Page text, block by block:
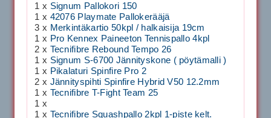
1 x Signum Pallokori 150
1 x 42076 Playmate Pallokerääjä
3 x Merkintäkartio 50kpl / halkaisija 19cm
1 x Pro Kennex Paineeton Tennispallo 4kpl
2 x Tecnifibre Rebound Tempo 26
1 x Signum S-6700 Jännityskone ( pöytämalli )
1 x Pikalaturi Spinfire Pro 2
2 x Jännityspihti Spinfire Hybrid V50 12.2mm
1 x Tecnifibre T-Fight Team 25
1 x
1 x Tecnifibre Squashpallo 2kpl 1-piste kelt.